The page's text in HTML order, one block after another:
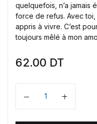
quelquefois, n’a jamais
force de refus. Avec toi,
appris à vivre. C’est
toujours mêlé à mon
62.00 DT
Quantité